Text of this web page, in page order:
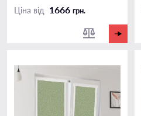
Ціна від 1666 грн.